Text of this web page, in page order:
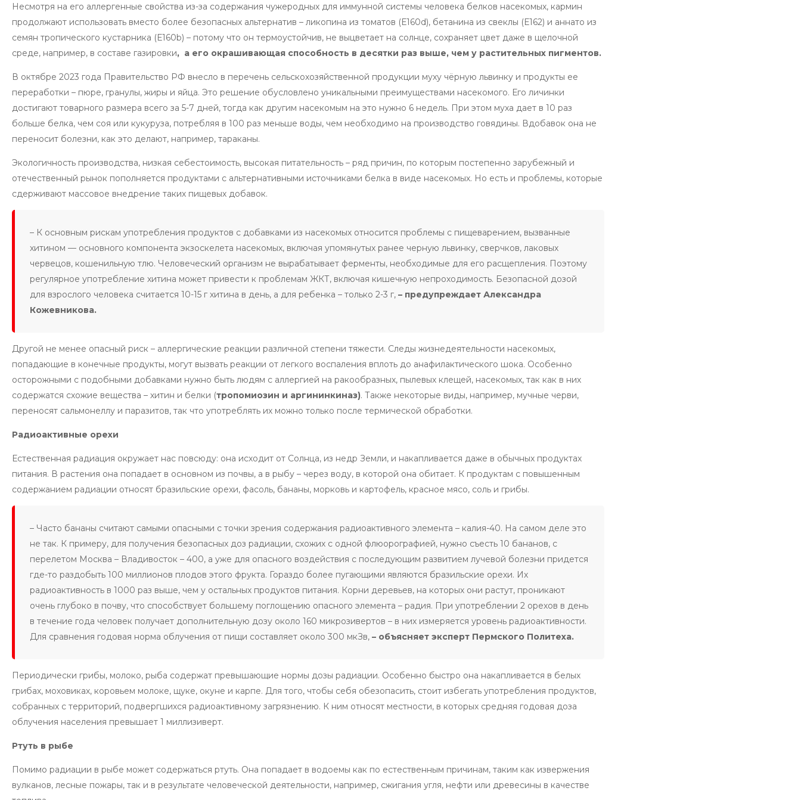
Несмотря на его аллергенные свойства из-за содержания чужеродных для иммунной системы человека белков насекомых, кармин
продолжают использовать вместо более безопасных альтернатив – ликопина из томатов (Е160d), бетанина из свеклы (Е162) и аннато из
семян тропического кустарника (Е160b) – потому что он термоустойчив, не выцветает на солнце, сохраняет цвет даже в щелочной
среде, например, в составе газировки, а его окрашивающая способность в десятки раз выше, чем у растительных пигментов.
В октябре 2023 года Правительство РФ внесло в перечень сельскохозяйственной продукции муху чёрную львинку и продукты ее
переработки – пюре, гранулы, жиры и яйца. Это решение обусловлено уникальными преимуществами насекомого. Его личинки
достигают товарного размера всего за 5-7 дней, тогда как другим насекомым на это нужно 6 недель. При этом муха дает в 10 раз
больше белка, чем соя или кукуруза, потребляя в 100 раз меньше воды, чем необходимо на производство говядины. Вдобавок она не
переносит болезни, как это делают, например, тараканы.
Экологичность производства, низкая себестоимость, высокая питательность – ряд причин, по которым постепенно зарубежный и
отечественный рынок пополняется продуктами с альтернативными источниками белка в виде насекомых. Но есть и проблемы, которые
сдерживают массовое внедрение таких пищевых добавок.
– К основным рискам употребления продуктов с добавками из насекомых относится проблемы с пищеварением, вызванные
хитином — основного компонента экзоскелета насекомых, включая упомянутых ранее черную львинку, сверчков, лаковых
червецов, кошенильную тлю. Человеческий организм не вырабатывает ферменты, необходимые для его расщепления. Поэтому
регулярное употребление хитина может привести к проблемам ЖКТ, включая кишечную непроходимость. Безопасной дозой
для взрослого человека считается 10-15 г хитина в день, а для ребенка – только 2-3 г, – предупреждает Александра
Кожевникова.
Другой не менее опасный риск – аллергические реакции различной степени тяжести. Следы жизнедеятельности насекомых,
попадающие в конечные продукты, могут вызвать реакции от легкого воспаления вплоть до анафилактического шока. Особенно
осторожными с подобными добавками нужно быть людям с аллергией на ракообразных, пылевых клещей, насекомых, так как в них
содержатся схожие вещества – хитин и белки (тропомиозин и аргининкиназ). Также некоторые виды, например, мучные черви,
переносят сальмонеллу и паразитов, так что употреблять их можно только после термической обработки.
Радиоактивные орехи
Естественная радиация окружает нас повсюду: она исходит от Солнца, из недр Земли, и накапливается даже в обычных продуктах
питания. В растения она попадает в основном из почвы, а в рыбу – через воду, в которой она обитает. К продуктам с повышенным
содержанием радиации относят бразильские орехи, фасоль, бананы, морковь и картофель, красное мясо, соль и грибы.
– Часто бананы считают самыми опасными с точки зрения содержания радиоактивного элемента – калия-40. На самом деле это
не так. К примеру, для получения безопасных доз радиации, схожих с одной флюорографией, нужно съесть 10 бананов, с
перелетом Москва – Владивосток – 400, а уже для опасного воздействия с последующим развитием лучевой болезни придется
где-то раздобыть 100 миллионов плодов этого фрукта. Гораздо более пугающими являются бразильские орехи. Их
радиоактивность в 1000 раз выше, чем у остальных продуктов питания. Корни деревьев, на которых они растут, проникают
очень глубоко в почву, что способствует большему поглощению опасного элемента – радия. При употреблении 2 орехов в день
в течение года человек получает дополнительную дозу около 160 микрозивертов – в них измеряется уровень радиоактивности.
Для сравнения годовая норма облучения от пищи составляет около 300 мкЗв, – объясняет эксперт Пермского Политеха.
Периодически грибы, молоко, рыба содержат превышающие нормы дозы радиации. Особенно быстро она накапливается в белых
грибах, моховиках, коровьем молоке, щуке, окуне и карпе. Для того, чтобы себя обезопасить, стоит избегать употребления продуктов,
собранных с территорий, подвергшихся радиоактивному загрязнению. К ним относят местности, в которых средняя годовая доза
облучения населения превышает 1 миллизиверт.
Ртуть в рыбе
Помимо радиации в рыбе может содержаться ртуть. Она попадает в водоемы как по естественным причинам, таким как извержения
вулканов, лесные пожары, так и в результате человеческой деятельности, например, сжигания угля, нефти или древесины в качестве